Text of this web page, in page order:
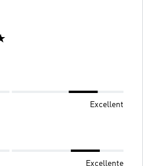
Excellent
Excellente